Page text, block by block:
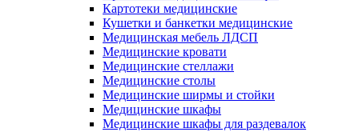
Картотеки медицинские
Кушетки и банкетки медицинские
Медицинская мебель ЛДСП
Медицинские кровати
Медицинские стеллажи
Медицинские столы
Медицинские ширмы и стойки
Медицинские шкафы
Медицинские шкафы для раздевалок